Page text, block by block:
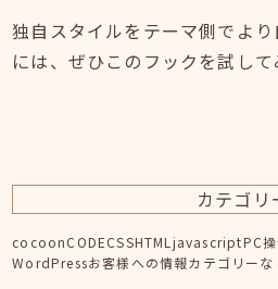
独自スタイルをテーマ側でよ
には、ぜひこのフックを試して
カテゴリ
cocoonCODECSSHTMLjavascriptPC
WordPressお客様への情報カテゴリーな